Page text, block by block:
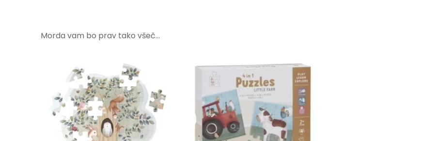
Morda vam bo prav tako všeč…